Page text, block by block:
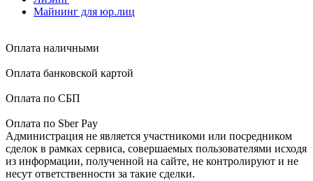
Майнинг для юр.лиц
Оплата наличными
Оплата банковской картой
Оплата по СБП
Оплата по Sber Pay
Администрация не является участникоми или посредником
сделок в рамках сервиса, совершаемых пользователями исходя
из информации, полученной на сайте, не контролируют и не
несут ответственности за такие сделки.